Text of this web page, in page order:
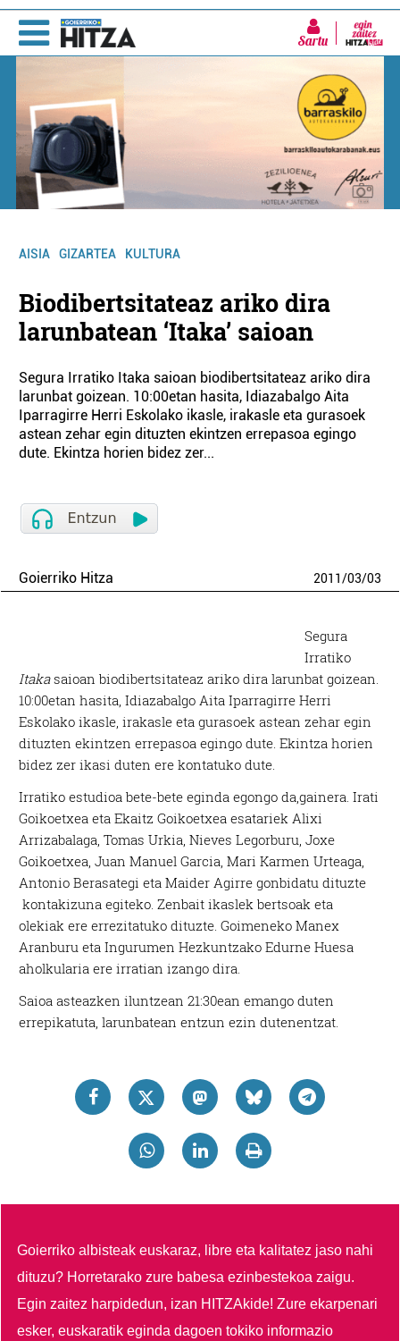
Sartu
AISIA GIZARTEA KULTURA
Biodibertsitateaz ariko dira
larunbatean ‘Itaka’ saioan
Segura Irratiko Itaka saioan biodibertsitateaz ariko dira
larunbat goizean. 10:00etan hasita, Idiazabalgo Aita
Iparragirre Herri Eskolako ikasle, irakasle eta gurasoek
astean zehar egin dituzten ekintzen errepasoa egingo
dute. Ekintza horien bidez zer...
Goierriko Hitza 2011/03/03
Segura
Irratiko
Itakasaioan biodibertsitateaz ariko dira larunbat goizean.
10:00etan hasita, Idiazabalgo Aita Iparragirre Herri
Eskolako ikasle, irakasle eta gurasoek astean zehar egin
dituzten ekintzen errepasoa egingo dute. Ekintza horien
bidez zer ikasi duten ere kontatuko dute.
Irratiko estudioa bete-bete eginda egongo da,gainera. Irati
Goikoetxea eta Ekaitz Goikoetxea esatariek Alixi
Arrizabalaga, Tomas Urkia, Nieves Legorburu, Joxe
Goikoetxea, Juan Manuel Garcia, Mari Karmen Urteaga,
Antonio Berasategi eta Maider Agirre gonbidatu dituzte
kontakizuna egiteko. Zenbait ikaslek bertsoak eta
olekiak ere errezitatuko dituzte. Goimeneko Manex
Aranburu eta Ingurumen Hezkuntzako Edurne Huesa
aholkularia ere irratian izango dira.
Saioa asteazken iluntzean 21:30ean emango duten
errepikatuta, larunbatean entzun ezin dutenentzat.
Goierriko albisteak euskaraz, libre eta kalitatez jaso nahi
dituzu? Horretarako zure babesa ezinbestekoa zaigu.
Egin zaitez harpidedun, izan HITZAkide!Zure ekarpenari
esker, euskaratik eginda dagoen tokiko informazio